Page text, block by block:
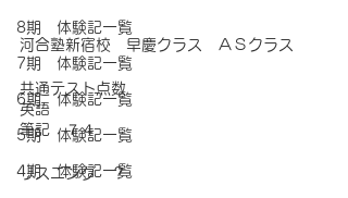
8期 体験記一覧
7期 体験記一覧
6期 体験記一覧
5期 体験記一覧
4期 体験記一覧
河合塾新宿校　早慶クラス　ＡＳクラス
共通テスト点数
英語
筆記　７４
リスニング　？